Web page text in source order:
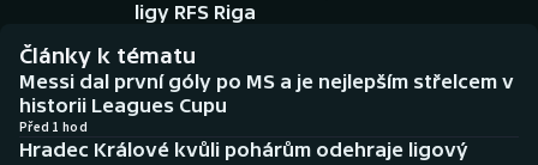
Biatlon
Boby a skeleton
Aplikace ČT sport
AZ kvíz
ligy RFS Riga
Články k tématu
Messi dal první góly po MS a je nejlepším střelcem v
historii Leagues Cupu
Před 1 hod
Hradec Králové kvůli pohárům odehraje ligový